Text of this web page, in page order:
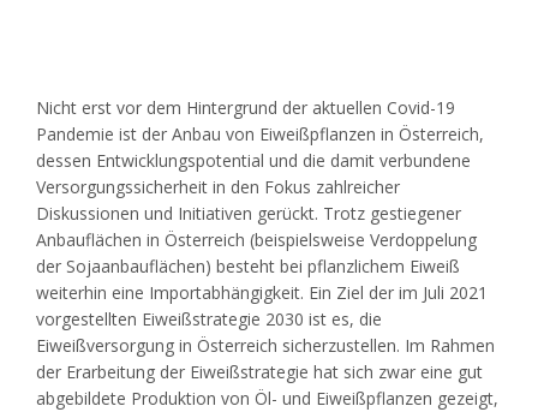
Nicht erst vor dem Hintergrund der aktuellen Covid-19
Pandemie ist der Anbau von Eiweißpflanzen in Österreich,
dessen Entwicklungspotential und die damit verbundene
Versorgungssicherheit in den Fokus zahlreicher
Diskussionen und Initiativen gerückt. Trotz gestiegener
Anbauflächen in Österreich (beispielsweise Verdoppelung
der Sojaanbauflächen) besteht bei pflanzlichem Eiweiß
weiterhin eine Importabhängigkeit. Ein Ziel der im Juli 2021
vorgestellten Eiweißstrategie 2030 ist es, die
Eiweißversorgung in Österreich sicherzustellen. Im Rahmen
der Erarbeitung der Eiweißstrategie hat sich zwar eine gut
abgebildete Produktion von Öl- und Eiweißpflanzen gezeigt,